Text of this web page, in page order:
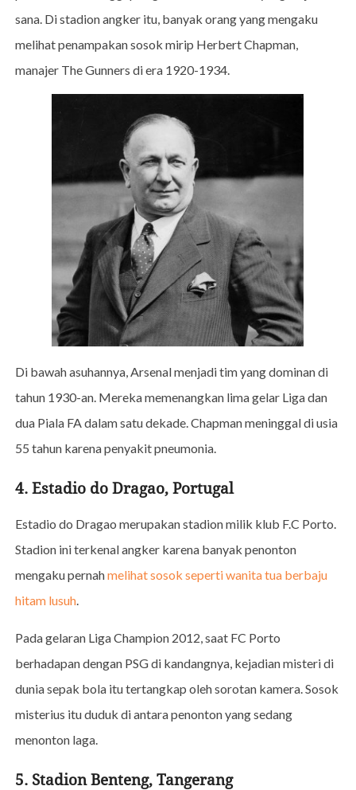
sana. Di stadion angker itu, banyak orang yang mengaku
melihat penampakan sosok mirip Herbert Chapman,
manajer The Gunners di era 1920-1934.
Di bawah asuhannya, Arsenal menjadi tim yang dominan di
tahun 1930-an. Mereka memenangkan lima gelar Liga dan
dua Piala FA dalam satu dekade. Chapman meninggal di usia
55 tahun karena penyakit pneumonia.
4. Estadio do Dragao, Portugal
Estadio do Dragao merupakan stadion milik klub F.C Porto.
Stadion ini terkenal angker karena banyak penonton
mengaku pernahmelihat sosok seperti wanita tua berbaju
hitam lusuh.
Pada gelaran Liga Champion 2012, saat FC Porto
berhadapan dengan PSG di kandangnya, kejadian misteri di
dunia sepak bola itu tertangkap oleh sorotan kamera. Sosok
misterius itu duduk di antara penonton yang sedang
menonton laga.
5. Stadion Benteng, Tangerang